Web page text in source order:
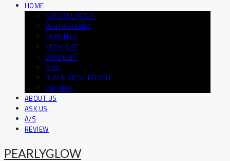
HOME
NATURAL PEARL
BEST&STEADY
EARRINGS
NECKLACE
BRACELET
RING
BLACK MESH POUCH
기타품목
ABOUT US
ASK US
A/S
REVIEW
PEARLYGLOW